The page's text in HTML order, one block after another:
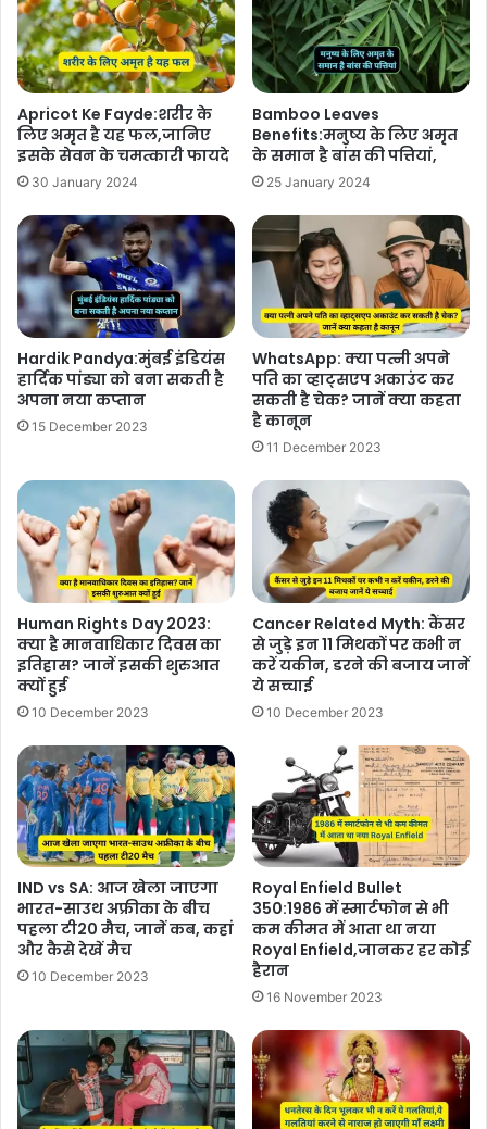
Apricot Ke Fayde:शरीर के
लिए अमृत है यह फल,जानिए
इसके सेवन के चमत्कारी फायदे
30 January 2024
Bamboo Leaves
Benefits:मनुष्य के लिए अमृत
के समान है बांस की पत्तियां,
25 January 2024
Hardik Pandya:मुंबई इंडियंस
हार्दिक पांड्या को बना सकती है
अपना नया कप्तान
15 December 2023
WhatsApp: क्या पत्नी अपने
पति का व्हाट्सएप अकाउंट कर
सकती है चेक? जानें क्या कहता
है कानून
11 December 2023
Human Rights Day 2023:
क्या है मानवाधिकार दिवस का
इतिहास? जानें इसकी शुरुआत
क्यों हुई
10 December 2023
Cancer Related Myth: कैंसर
से जुड़े इन 11 मिथकों पर कभी न
करें यकीन, डरने की बजाय जानें
ये सच्चाई
10 December 2023
IND vs SA: आज खेला जाएगा
भारत-साउथ अफ्रीका के बीच
पहला टी20 मैच, जानें कब, कहां
और कैसे देखें मैच
10 December 2023
Royal Enfield Bullet
350:1986 में स्मार्टफोन से भी
कम कीमत में आता था नया
Royal Enfield,जानकर हर कोई
हैरान
16 November 2023